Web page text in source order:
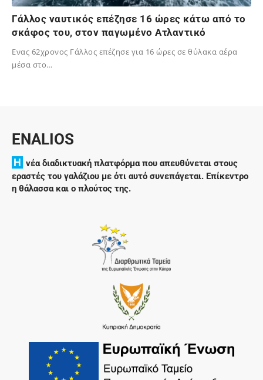
Γάλλος ναυτικός επέζησε 16 ώρες κάτω από το
σκάφος του, στον παγωμένο Ατλαντικό
Ενας 62χρονος Γάλλος επέζησε για 16 ώρες σε θύλακα αέρα
μέσα στο…
ENALIOS
H νέα διαδικτυακή πλατφόρμα που απευθύνεται στους
εραστές του γαλάζιου με ότι αυτό συνεπάγεται. Επίκεντρο
η θάλασσα και ο πλούτος της.